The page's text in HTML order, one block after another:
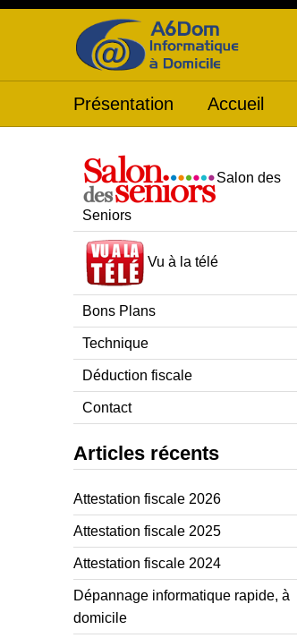
Présentation Accueil
Salon des
Seniors
Vu à la télé
Bons Plans
Technique
Déduction fiscale
Contact
Articles récents
Attestation fiscale 2026
Attestation fiscale 2025
Attestation fiscale 2024
Dépannage informatique rapide, à
domicile